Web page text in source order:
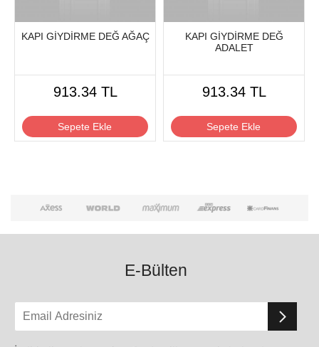
KAPI GİYDİRME DEĞ AĞAÇ
913.34 TL
Sepete Ekle
KAPI GİYDİRME DEĞ
ADALET
913.34 TL
Sepete Ekle
E-Bülten